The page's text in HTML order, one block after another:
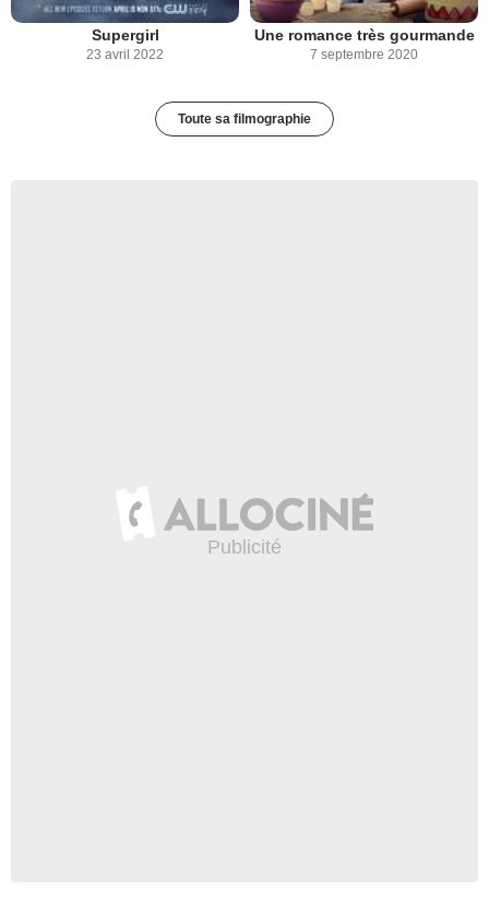
Supergirl
23 avril 2022
Une romance très gourmande
7 septembre 2020
Toute sa filmographie